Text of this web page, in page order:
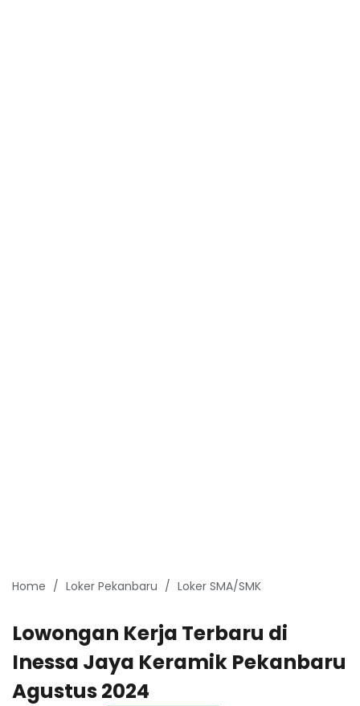
Home Loker Pekanbaru Loker SMA/SMK
Lowongan Kerja Terbaru di
Inessa Jaya Keramik Pekanbaru
Agustus 2024